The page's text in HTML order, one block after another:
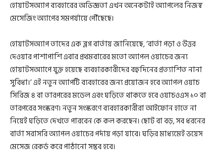
হোয়াটসঅ্যাপ ব্যবহারের অভিজ্ঞতা এখন অনেকটাই অ্যাপলের নিজস্ব
মেসেজিং অ্যাপের সমপর্যায়ে পৌঁছেছে।
হোয়াটসঅ্যাপ তাদের এক ব্লগ বার্তায় জানিয়েছে, ‘বার্তা পড়া ও উত্তর
দেওয়ার পাশাপাশি এবার প্রথমবারের মতো অ্যাপল ওয়াচের জন্য
হোয়াটসঅ্যাপে যুক্ত হয়েছে ব্যবহারকারীদের বহুদিনের প্রত্যাশিত নানা
সুবিধা।’ এই নতুন অ্যাপটি ব্যবহারের জন্য প্রয়োজন হবে অ্যাপল ওয়াচ
সিরিজ ৪ বা তারপরের মডেল এবং ঘড়িতে থাকতে হবে ওয়াচওএস ১০ বা
তারপরের সংস্করণ। নতুন সংস্করণে ব্যবহারকারীরা আইফোন হাতে না
নিয়েই ঘড়িতে দেখতে পারবেন কে কল করছেন। ছোট বা বড়, সব ধরনের
বার্তা সরাসরি অ্যাপল ওয়াচের পর্দায় পড়া যাবে। ঘড়ির মাধ্যমেই ভয়েস
মেসেজ রেকর্ড করে পাঠানো সম্ভব হবে।